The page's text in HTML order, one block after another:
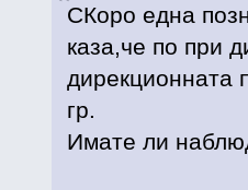
СКоро една
каза,че по при
дирекционната
гр.
Имате ли